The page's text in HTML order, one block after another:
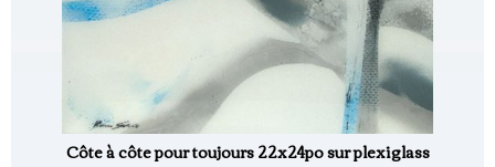
Côte à côte pour toujours 22x24po sur plexiglass